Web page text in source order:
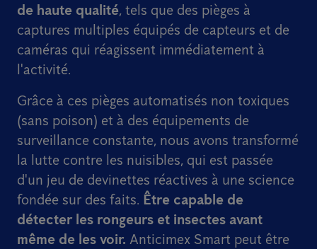
de haute qualité, tels que des pièges à
captures multiples équipés de capteurs et de
caméras qui réagissent immédiatement à
l'activité.
Grâce à ces pièges automatisés non toxiques
(sans poison) et à des équipements de
surveillance constante, nous avons transformé
la lutte contre les nuisibles, qui est passée
d'un jeu de devinettes réactives à une science
fondée sur des faits. Être capable de
détecter les rongeurs et insectes avant
même de les voir. Anticimex Smart peut être